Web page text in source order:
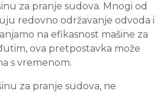
za pranje sudova. Mnogi od
redovno održavanje odvoda i
na efikasnost mašine za
ova pretpostavka može
s vremenom.
za pranje sudova, ne